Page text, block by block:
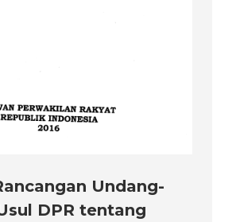
Undang-
DPR tentang